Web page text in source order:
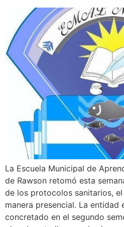
La Escuela Municipal de
de Rawson retomó esta
de los protocolos sanitarios,
manera presencial. La entidad
concretado en el segundo